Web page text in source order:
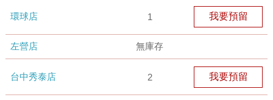
環球店 1 我要預留
左營店 無庫存
台中秀泰店 2 我要預留